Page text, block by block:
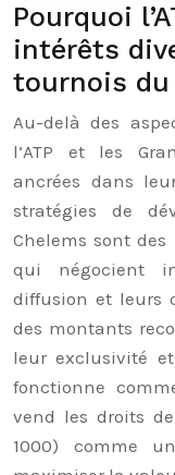
Pourquoi
intérêts
tournois du
Au-delà des
l’ATP et les
ancrées dans
stratégies de
Chelems sont
qui négocient
diffusion et leurs
des montants
leur exclusivité et
fonctionne
vend les droits
1000) comme